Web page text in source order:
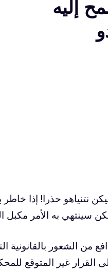
إليه
نتنياهو حذرا! إذا
سينتهي به الأمر مكبل
من الشعور
القرار غير المتوقع